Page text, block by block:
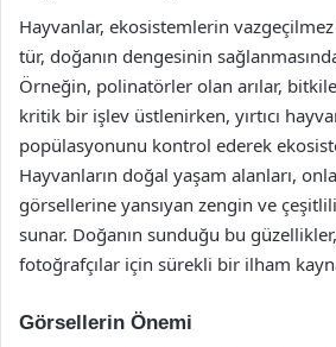
Hayvanlar, ekosistemlerin vazgeçilmez
tür, doğanın dengesinin
Örneğin, polinatörler olan arılar,
kritik bir işlev üstlenirken, yırtıcı
popülasyonunu kontrol ederek
Hayvanların doğal yaşam alanları,
görsellerine yansıyan zengin ve
sunar. Doğanın sunduğu bu
fotoğrafçılar için sürekli bir ilham
Görsellerin Önemi